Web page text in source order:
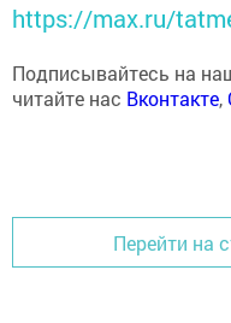
https://max.ru/
Подписывайтесь на
читайте нас Вконтакте,
Перейти на